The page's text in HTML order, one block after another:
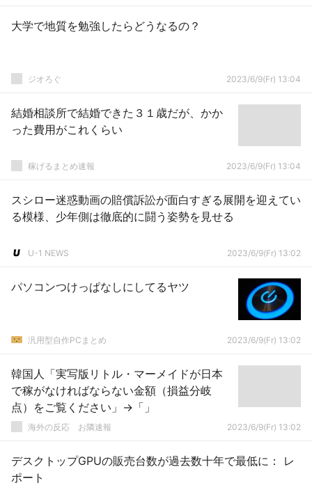
大学で地質を勉強したらどうなるの？
ジオろぐ 2023/6/9(Fr) 13:04
結婚相談所で結婚できた３１歳だが、かか
った費用がこれくらい
稼げるまとめ速報 2023/6/9(Fr) 13:04
スシロー迷惑動画の賠償訴訟が面白すぎる展開を迎えてい
る模様、少年側は徹底的に闘う姿勢を見せる
U-1 NEWS 2023/6/9(Fr) 13:02
パソコンつけっぱなしにしてるヤツ
汎用型自作PCまとめ 2023/6/9(Fr) 13:02
韓国人「実写版リトル・マーメイドが日本
で稼がなければならない金額（損益分岐
点）をご覧ください」→「」
海外の反応 お隣速報 2023/6/9(Fr) 13:02
デスクトップGPUの販売台数が過去数十年で最低に： レ
ポート